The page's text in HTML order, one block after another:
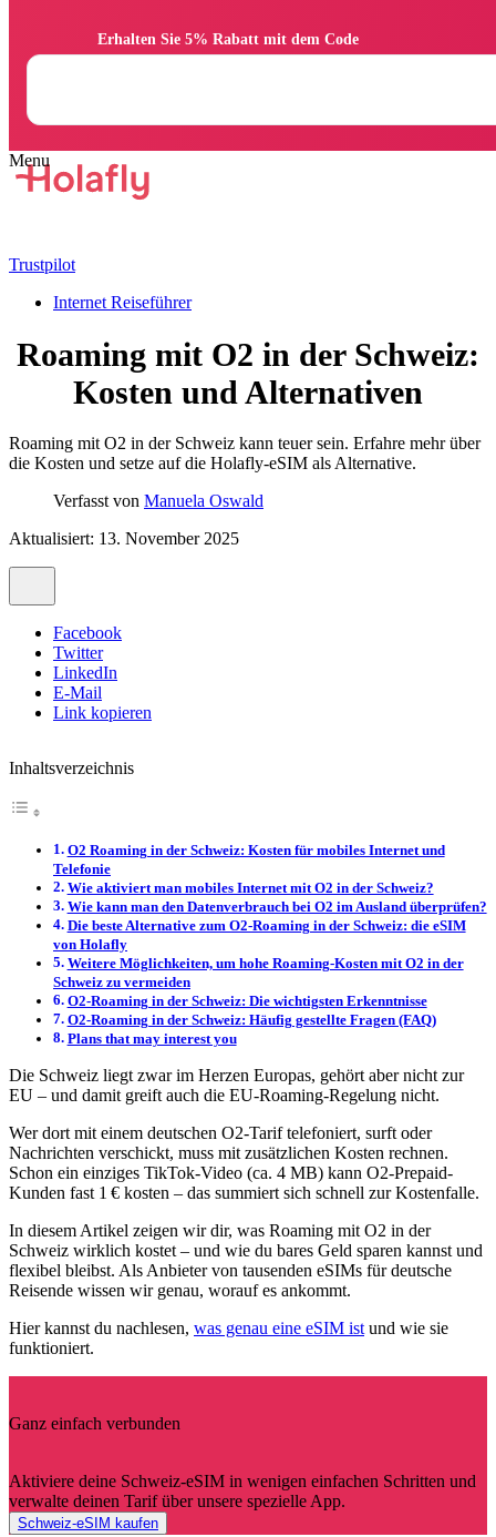
Trustpilot
Internet Reiseführer
Roaming mit O2 in der Schweiz:
Kosten und Alternativen
Roaming mit O2 in der Schweiz kann teuer sein. Erfahre mehr über
die Kosten und setze auf die Holafly-eSIM als Alternative.
Verfasst von Manuela Oswald
Aktualisiert: 13. November 2025
Facebook
Twitter
LinkedIn
E-Mail
Link kopieren
Inhaltsverzeichnis
O2 Roaming in der Schweiz: Kosten für mobiles Internet und
Telefonie
Wie aktiviert man mobiles Internet mit O2 in der Schweiz?
Wie kann man den Datenverbrauch bei O2 im Ausland überprüfen?
Die beste Alternative zum O2-Roaming in der Schweiz: die eSIM
von Holafly
Weitere Möglichkeiten, um hohe Roaming-Kosten mit O2 in der
Schweiz zu vermeiden
O2-Roaming in der Schweiz: Die wichtigsten Erkenntnisse
O2-Roaming in der Schweiz: Häufig gestellte Fragen (FAQ)
Plans that may interest you
Die Schweiz liegt zwar im Herzen Europas, gehört aber nicht zur
EU – und damit greift auch die EU-Roaming-Regelung nicht.
Wer dort mit einem deutschen O2-Tarif telefoniert, surft oder
Nachrichten verschickt, muss mit zusätzlichen Kosten rechnen.
Schon ein einziges TikTok-Video (ca. 4 MB) kann O2-Prepaid-
Kunden fast 1 € kosten – das summiert sich schnell zur Kostenfalle.
In diesem Artikel zeigen wir dir, was Roaming mit O2 in der
Schweiz wirklich kostet – und wie du bares Geld sparen kannst und
flexibel bleibst. Als Anbieter von tausenden eSIMs für deutsche
Reisende wissen wir genau, worauf es ankommt.
Hier kannst du nachlesen, was genau eine eSIM ist und wie sie
funktioniert.
Ganz einfach verbunden
Aktiviere deine Schweiz-eSIM in wenigen einfachen Schritten und
verwalte deinen Tarif über unsere spezielle App.
Schweiz-eSIM kaufen